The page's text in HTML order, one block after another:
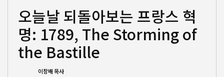
오늘날 되돌아보는 프랑스 혁
명: 1789, The Storming of
the Bastille
이창배 목사